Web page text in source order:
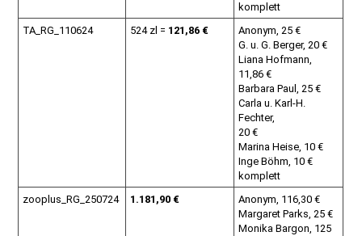
komplett
TA_RG_110624
524 zl = 121,86 €
Anonym, 25 €
G. u. G. Berger, 20 €
Liana Hofmann,
11,86 €
Barbara Paul, 25 €
Carla u. Karl-H.
Fechter,
20 €
Marina Heise, 10 €
Inge Böhm, 10 €
komplett
zooplus_RG_250724
1.181,90 €
Anonym, 116,30 €
Margaret Parks, 25 €
Monika Bargon, 125